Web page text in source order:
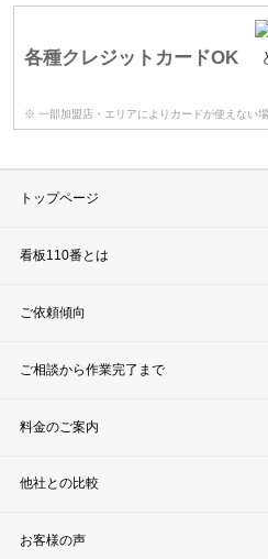
各種クレジットカードOK
※ 一部加盟店・エリアによりカードが使えない
トップページ
看板110番とは
ご依頼傾向
ご相談から作業完了まで
料金のご案内
他社との比較
お客様の声